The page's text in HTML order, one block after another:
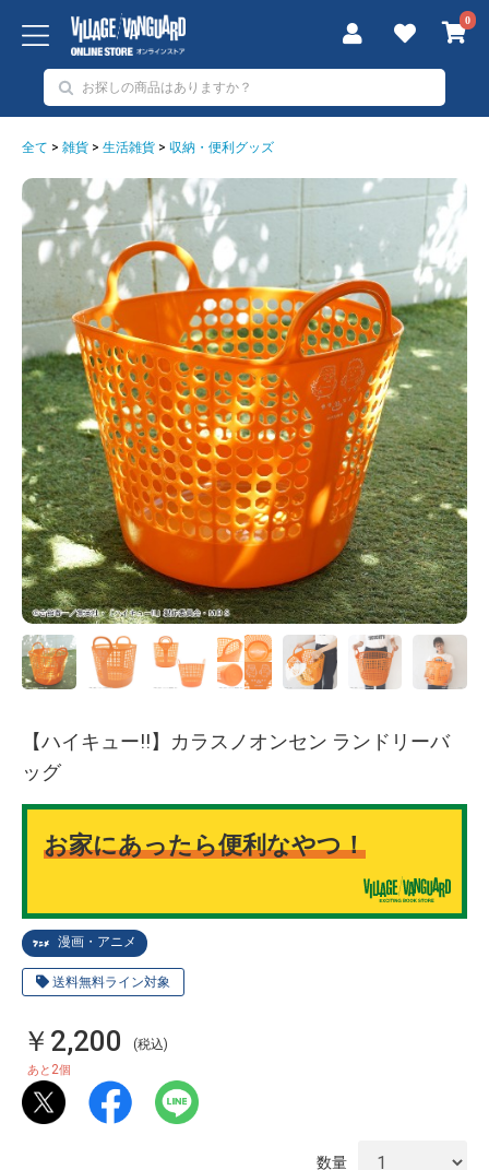
0
全て > 雑貨 > 生活雑貨 > 収納・便利グッズ
漫画・アニメ
送料無料ライン対象
【ハイキュー!!】カラスノオンセン ランドリーバ
ッグ
お家にあったら便利なやつ！
￥2,200 (税込)
あと 2個
数量